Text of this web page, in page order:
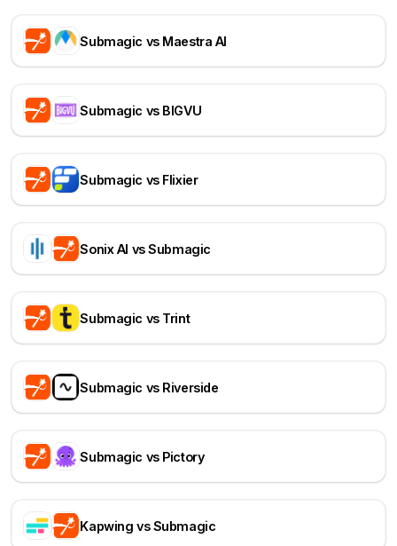
Submagic vs Maestra AI
Submagic vs BIGVU
Submagic vs Flixier
Sonix AI vs Submagic
Submagic vs Trint
Submagic vs Riverside
Submagic vs Pictory
Kapwing vs Submagic